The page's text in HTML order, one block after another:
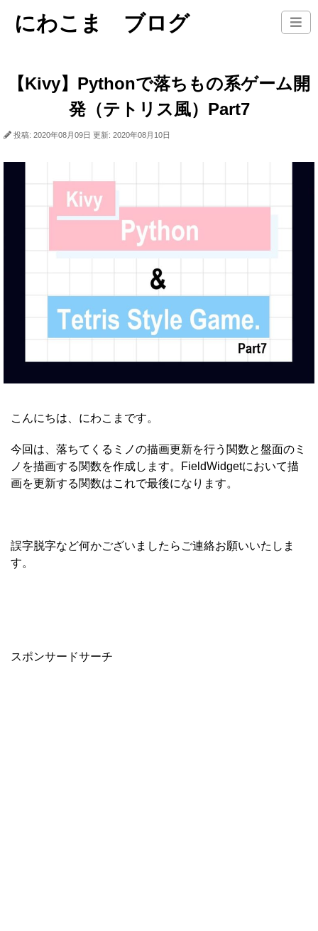
にわこま ブログ
【Kivy】Pythonで落ちもの系ゲーム開
発（テトリス風）Part7
投稿: 2020年08月09日 更新: 2020年08月10日
こんにちは、にわこまです。
今回は、落ちてくるミノの描画更新を行う関数と盤面のミ
ノを描画する関数を作成します。FieldWidgetにおいて描
画を更新する関数はこれで最後になります。
誤字脱字など何かございましたらご連絡お願いいたしま
す。
スポンサードサーチ